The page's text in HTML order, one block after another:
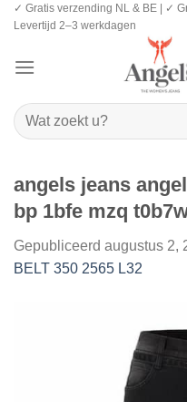
Ga
naar
✓ Gratis verzending NL & BE | ✓
Levertijd 2–3 werkdagen
Zoeken
naar:
angels jeans
bp 1bfe mzq
Gepubliceerd augustus 2,
BELT 350 2565 L32